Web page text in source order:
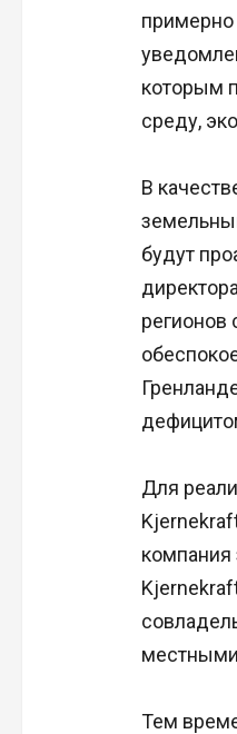
примерно
которым
среду,
В
будут
Для
Тем